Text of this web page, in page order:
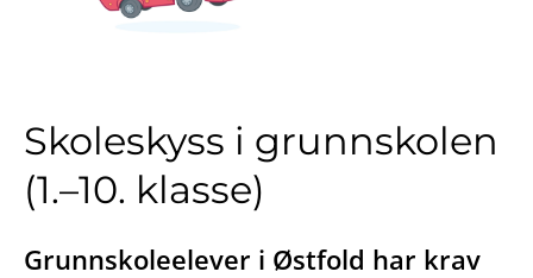
Skoleskyss i grunnskolen
(1.–10. klasse)
Grunnskoleelever i Østfold har krav